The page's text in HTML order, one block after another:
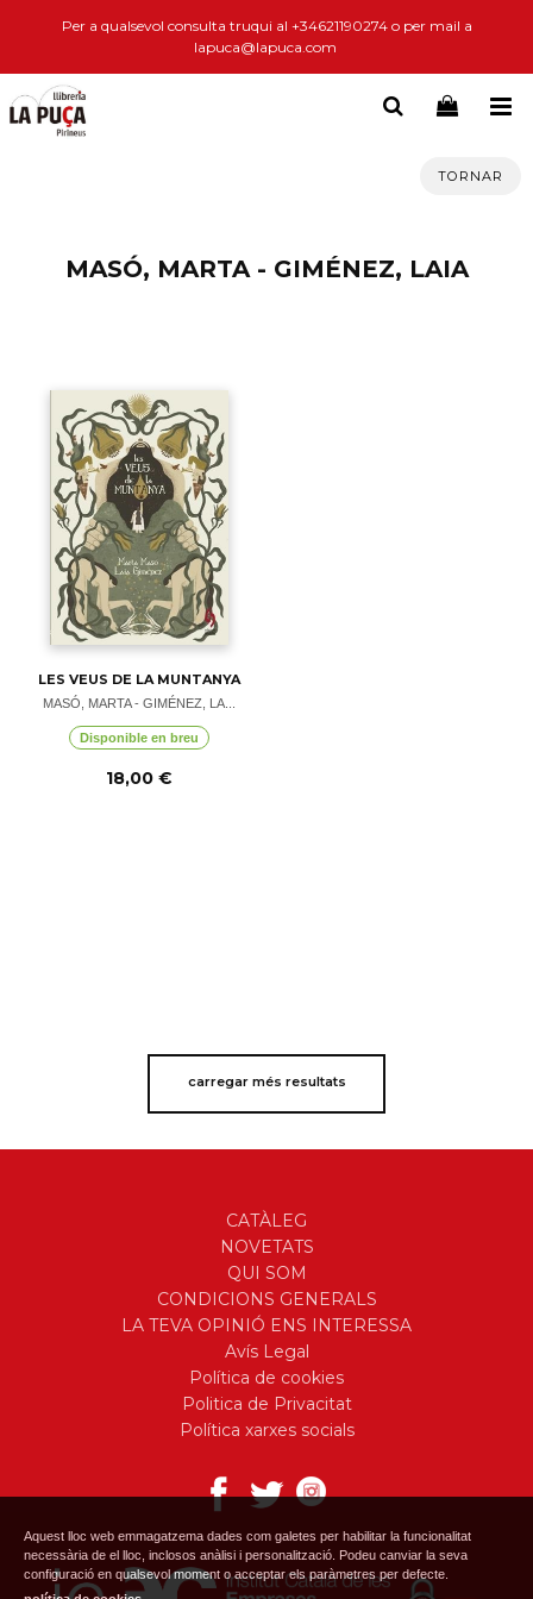
Per a qualsevol consulta truqui al +34621190274 o per mail a
lapuca@lapuca.com
TORNAR
MASÓ, MARTA - GIMÉNEZ, LAIA
LES VEUS DE LA MUNTANYA
MASÓ, MARTA - GIMÉNEZ, LA...
Disponible en breu
18,00 €
carregar més resultats
CATÀLEG
NOVETATS
QUI SOM
CONDICIONS GENERALS
LA TEVA OPINIÓ ENS INTERESSA
Avís Legal
Política de cookies
Politica de Privacitat
Política xarxes socials
Aquest lloc web emmagatzema dades com galetes per habilitar la funcionalitat
necessària de el lloc, inclosos anàlisi i personalització. Podeu canviar la seva
configuració en qualsevol moment o acceptar els paràmetres per defecte.